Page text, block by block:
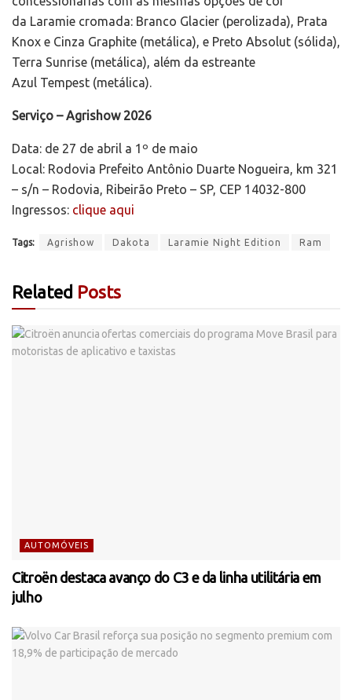
da Laramie cromada: Branco Glacier (perolizada), Prata
Knox e Cinza Graphite (metálica), e Preto Absolut (sólida),
Terra Sunrise (metálica), além da estreante
Azul Tempest (metálica).
Serviço – Agrishow 2026
Data: de 27 de abril a 1º de maio
Local: Rodovia Prefeito Antônio Duarte Nogueira, km 321
– s/n – Rodovia, Ribeirão Preto – SP, CEP 14032-800
Ingressos: clique aqui
Tags: Agrishow Dakota Laramie Night Edition Ram
Related Posts
AUTOMÓVEIS
Citroën destaca avanço do C3 e da linha utilitária em
julho